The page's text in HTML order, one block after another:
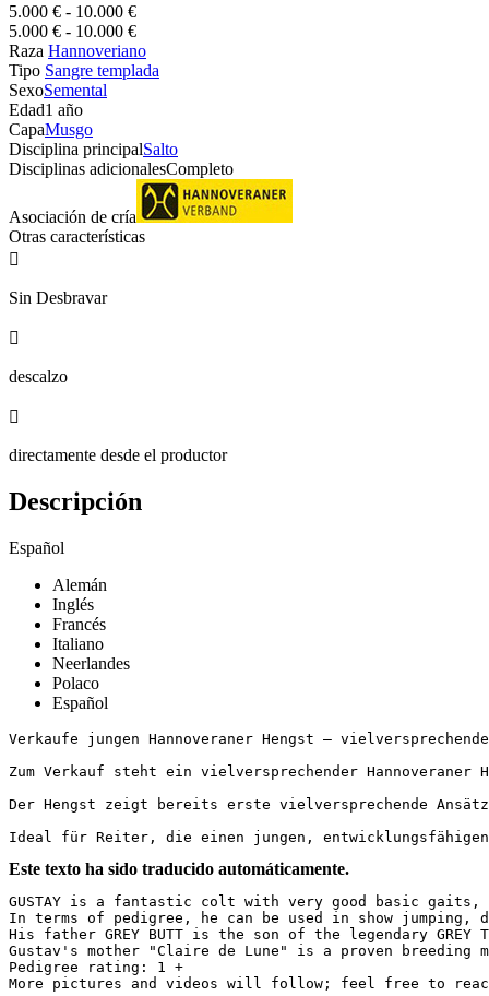
5.000 € - 10.000 €
5.000 € - 10.000 €
Raza Hannoveriano
Tipo Sangre templada
SexoSemental
Edad1 año
CapaMusgo
Disciplina principalSalto
Disciplinas adicionalesCompleto
Asociación de cría
Otras características

Sin Desbravar

descalzo

directamente desde el productor
Descripción
Español
Alemán
Inglés
Francés
Italiano
Neerlandes
Polaco
Español
Verkaufe jungen Hannoveraner Hengst –
Zum Verkauf steht ein vielversprechender
Der Hengst zeigt bereits erste vielversprechende
Ideal für Reiter, die einen jungen, entwicklungsfähigen
Este texto ha sido traducido automáticamente.
GUSTAY is a fantastic colt with very good basic
In terms of pedigree, he can be used in show jumping,
His father GREY BUTT is the son of the legendary GREY
Gustav's mother "Claire de Lune" is a proven breeding
Pedigree rating: 1 +
More pictures and videos will follow; feel free to